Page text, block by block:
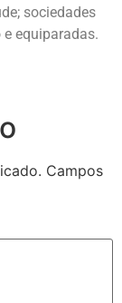
sociedades
equiparadas.
Campos